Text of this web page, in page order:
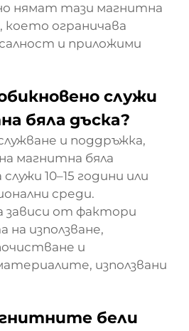
нямат тази магнитна
което ограничава
и приложими
служи
бяла дъска?
и поддръжка,
магнитна бяла
10–15 години или
среди.
зависи от фактори
използване,
и
използвани
бели